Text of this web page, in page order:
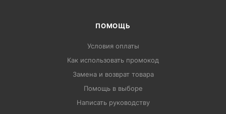
ПОМОЩЬ
Условия оплаты
Как использовать промокод
Замена и возврат товара
Помощь в выборе
Написать руководству